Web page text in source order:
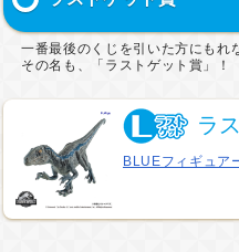
一番最後のくじを引いた方にもれ
その名も、「ラストゲット賞」！
ラ
BLUEフィギュア